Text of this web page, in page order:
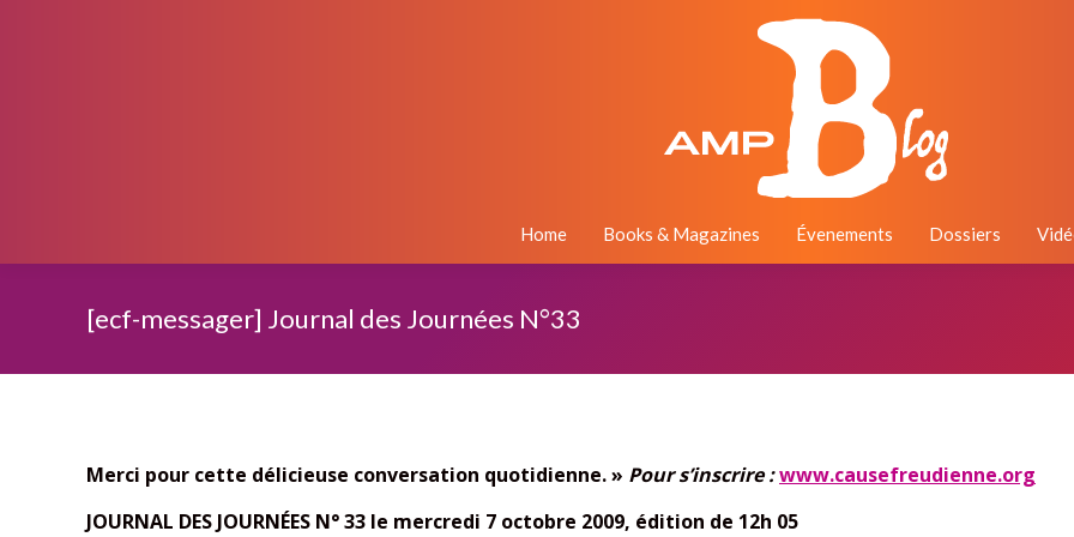
Home Books & Magazines Évenements Dossiers
[ecf-messager] Journal des Journées N°33
Merci pour cette délicieuse conversation quotidienne. » Pour s’inscrire :www.causefreudienne.org
JOURNAL DES JOURNÉES N° 33 le mercredi 7 octobre 2009, édition de 12h 05